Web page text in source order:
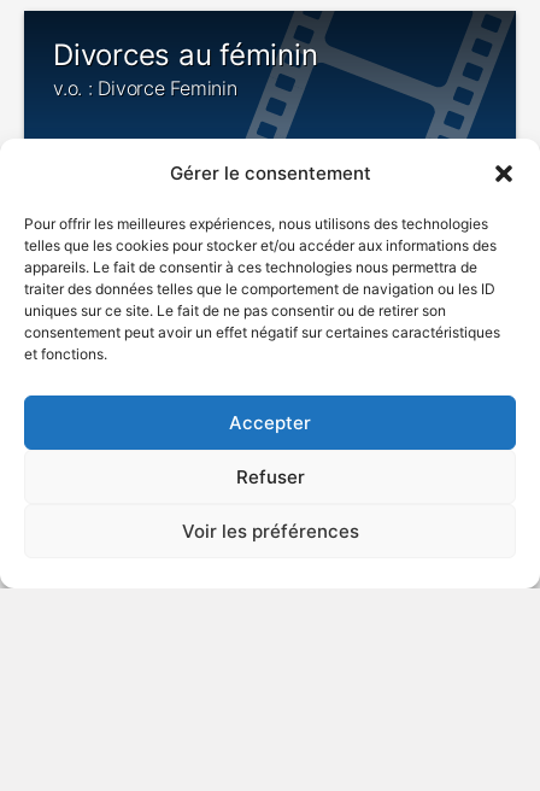
Gérer le consentement
Pour offrir les meilleures expériences, nous utilisons des technologies
telles que les cookies pour stocker et/ou accéder aux informations des
appareils. Le fait de consentir à ces technologies nous permettra de
traiter des données telles que le comportement de navigation ou les ID
uniques sur ce site. Le fait de ne pas consentir ou de retirer son
consentement peut avoir un effet négatif sur certaines caractéristiques
et fonctions.
Accepter
Refuser
Voir les préférences
Divorces au féminin
v.o. : Divorce Feminin
1990 Comédie dramatique
L'amour en héritage